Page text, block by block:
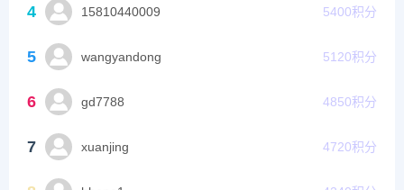
4 15810440009 5400积分
5 wangyandong 5120积分
6 gd7788 4850积分
7 xuanjing 4720积分